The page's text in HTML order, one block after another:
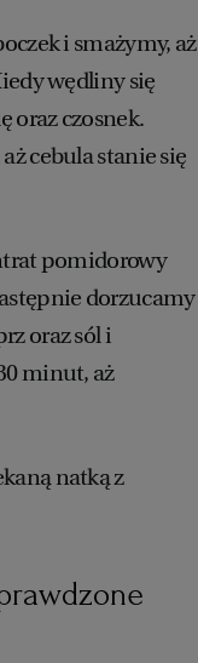
i smażymy, aż
wędliny się
oraz czosnek.
cebula stanie się
pomidorowy
dorzucamy
oraz sól i
minut, aż
natką z